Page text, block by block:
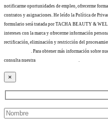
notificarme oportunidades de empleo, ofrecerme
contratos y asignaciones. He leído la Política de
formulario será tratada por TACHA BEAUTY &
intereses con la marca y ofrecerme información
rectificación, eliminación y restricción del
. Para obtener más información sobre
consulta nuestra
×